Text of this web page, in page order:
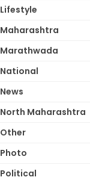
Lifestyle
Maharashtra
Marathwada
National
News
North Maharashtra
Other
Photo
Political